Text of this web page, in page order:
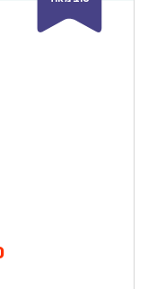
המחיר